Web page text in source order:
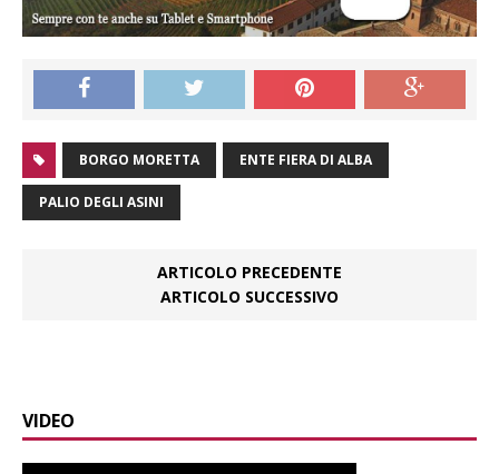
BORGO MORETTA ENTE FIERA DI ALBA
PALIO DEGLI ASINI
ARTICOLO PRECEDENTE
ARTICOLO SUCCESSIVO
VIDEO